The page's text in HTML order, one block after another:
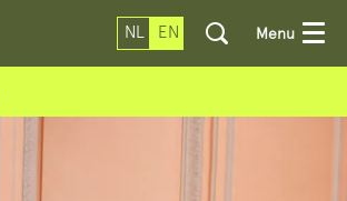
NL EN Menu